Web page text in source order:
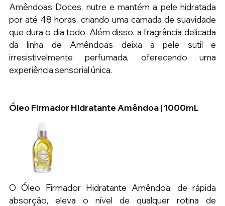
Amêndoas Doces, nutre e mantém a pele hidratada
por até 48 horas, criando uma camada de suavidade
que dura o dia todo. Além disso, a fragrância delicada
da linha de Amêndoas deixa a pele sutil e
irresistivelmente perfumada, oferecendo uma
experiência sensorial única.
Óleo Firmador Hidratante Amêndoa | 1000mL
O Óleo Firmador Hidratante Amêndoa, de rápida
absorção, eleva o nível de qualquer rotina de